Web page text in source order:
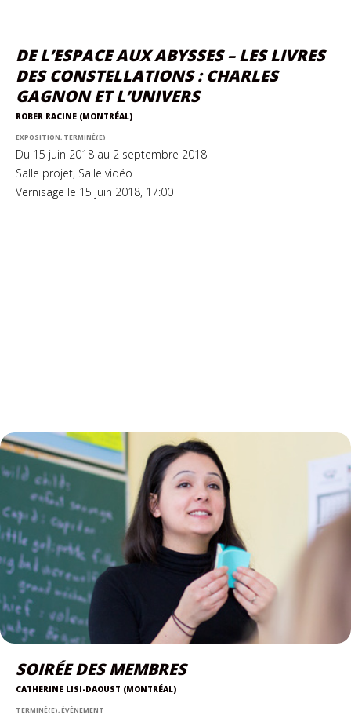
DE L’ESPACE AUX ABYSSES – LES LIVRES
DES CONSTELLATIONS : CHARLES
GAGNON ET L’UNIVERS
ROBER RACINE (MONTRÉAL)
EXPOSITION, TERMINÉ(E)
Du 15 juin 2018 au 2 septembre 2018
Salle projet, Salle vidéo
Vernisage le 15 juin 2018, 17:00
SOIRÉE DES MEMBRES
CATHERINE LISI-DAOUST (MONTRÉAL)
TERMINÉ(E), ÉVÉNEMENT